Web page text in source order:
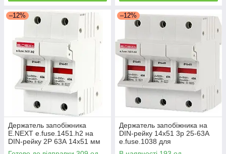
–12%
Держатель запобіжника
E.NEXT e.fuse.1451.h2 на
DIN-рейку 2P 63А 14х51 мм
–12%
Держатель запобіжника на
DIN-рейку 14х51 3р 25-63А
e.fuse.1038 для
встановлення запобіжників